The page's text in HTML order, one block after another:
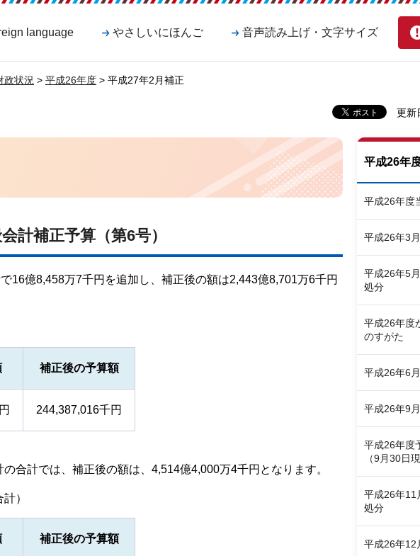
language やさしいにほんご 音声読み上げ・文字サイズ
政状況 > 平成26年度 > 平成27年2月補正
更新
計補正予算（第6号）
16億8,458万7千円を追加し、補正後の額は2,443億8,701万6千円
補正後の予算額
244,387,016千円
合計では、補正後の額は、4,514億4,000万4千円となります。
）
補正後の予算額
平成26年
平成26年度
平成26年3
平成26年5
処分
平成26年度
のすがた
平成26年6
平成26年9
平成26年度
（9月30日現
平成26年11
処分
平成26年12